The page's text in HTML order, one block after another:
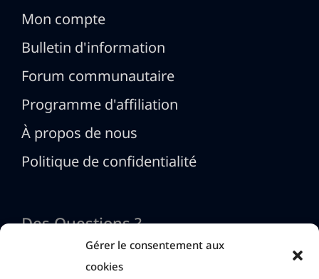
Gérer le consentement aux
cookies
Mon compte
Bulletin d'information
Forum communautaire
Programme d'affiliation
À propos de nous
Politique de confidentialité
Des Questions ?